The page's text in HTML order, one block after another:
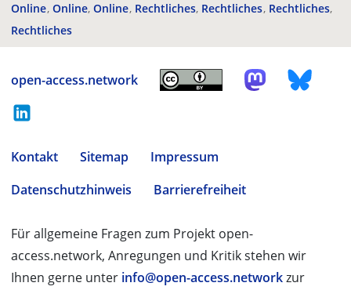
Online Online Online Rechtliches Rechtliches Rechtliches
Rechtliches
open-access.network
Kontakt Sitemap
Impressum
Datenschutzhinweis
Barrierefreiheit
Für allgemeine Fragen zum Projekt open-
access.network, Anregungen und Kritik stehen wir
Ihnen gerne unter info@open-access.networkzur